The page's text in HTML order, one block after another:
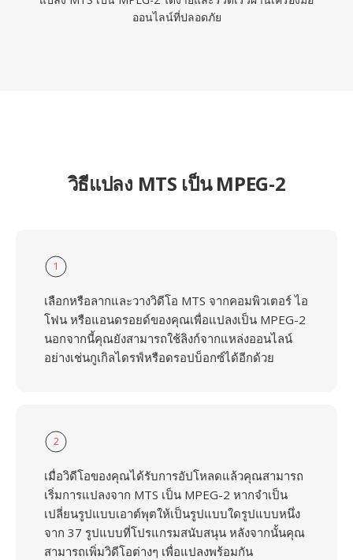
ออนไลน์ที่ปลอดภัย
วิธีแปลง MTS เป็น MPEG-2
1
เลือกหรือลากและวางวิดีโอ MTS จากคอมพิวเตอร์ ไอ
โฟน หรือแอนดรอยด์ของคุณเพื่อแปลงเป็น MPEG-2
นอกจากนี้คุณยังสามารถใช้ลิงก์จากแหล่งออนไลน์
อย่างเช่นกูเกิลไดรฟ์หรือดรอปบ็อกซ์ได้อีกด้วย
2
เมื่อวิดีโอของคุณได้รับการอัปโหลดแล้วคุณสามารถ
เริ่มการแปลงจาก MTS เป็น MPEG-2 หากจำเป็น
เปลี่ยนรูปแบบเอาต์พุตให้เป็นรูปแบบใดรูปแบบหนึ่ง
จาก 37 รูปแบบที่โปรแกรมสนับสนุน หลังจากนั้นคุณ
สามารถเพิ่มวิดีโอต่างๆ เพื่อแปลงพร้อมกัน